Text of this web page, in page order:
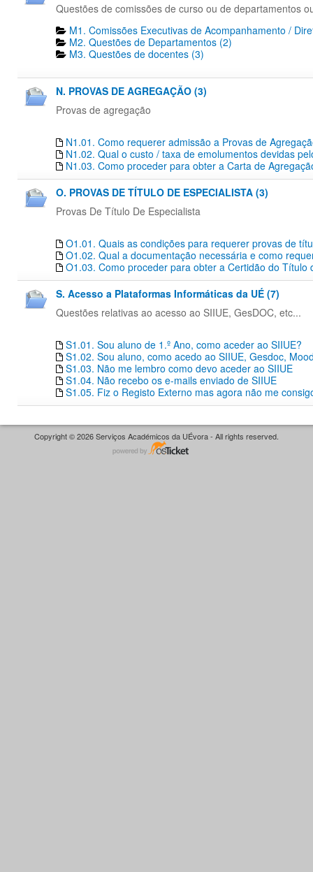
Questões de comissões de curso ou de departamentos
M1. Comissões Executivas de Acompanhamento /
M2. Questões de Departamentos​ (2)
M3. Questões de docentes​ (3)
N. PROVAS DE AGREGAÇÃO (3)
Provas de agregação
N1.01. Como requerer admissão a Provas de
N1.02. Qual o custo / taxa de emolumentos devidas
N1.03. Como proceder para obter a Carta de
O. PROVAS DE TÍTULO DE ESPECIALISTA (3)
Provas De Título De Especialista
O1.01. Quais as condições para requerer provas de
O1.02. Qual a documentação necessária e como
O1.03. Como proceder para obter a Certidão do Título
S. Acesso a Plataformas Informáticas da UÉ (7)
Questões relativas ao acesso ao SIIUE, GesDOC, etc...
S1.01. Sou aluno de 1.º Ano, como aceder ao SIIUE?
S1.02. Sou aluno, como acedo ao SIIUE, Gesdoc,
S1.03. Não me lembro como devo aceder ao SIIUE
S1.04. Não recebo os e-mails enviado de SIIUE
S1.05. Fiz o Registo Externo mas agora não me
Copyright © 2026 Serviços Académicos da UÉvora - All rights reserved.